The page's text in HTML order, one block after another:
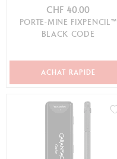
CHF 40.00
PORTE-MINE FIXPENCIL™
BLACK CODE
ACHAT RAPIDE